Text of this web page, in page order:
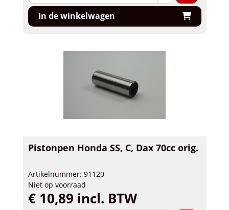
In de winkelwagen
Pistonpen Honda SS, C, Dax 70cc orig.
Artikelnummer: 91120
Niet op voorraad
€ 10,89 incl. BTW